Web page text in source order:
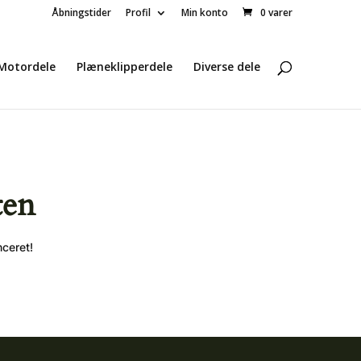
Åbningstider Profil Min konto 0 varer
Plæneklipperdele Diverse dele